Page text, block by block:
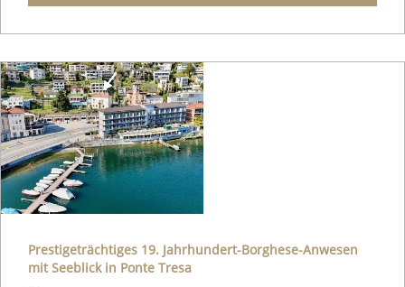
Prestigeträchtiges 19. Jahrhundert-Borghese-Anwesen
mit Seeblick in Ponte Tresa